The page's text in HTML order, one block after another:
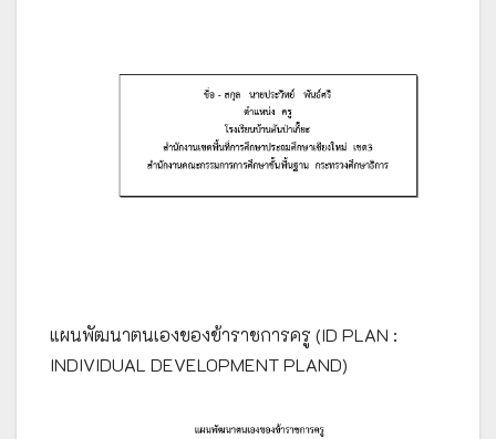
แผนพัฒนาตนเองของข้าราชการครู (ID PLAN :
INDIVIDUAL DEVELOPMENT PLAND)